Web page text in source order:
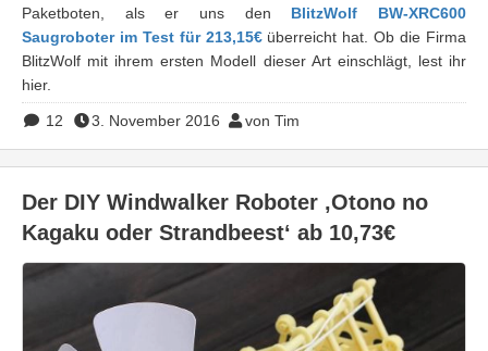
Paketboten, als er uns den BlitzWolf BW-XRC600
Saugroboter im Test für 213,15€überreicht hat. Ob die Firma
BlitzWolf mit ihrem ersten Modell dieser Art einschlägt, lest ihr
hier.
12 3. November 2016 von Tim
Der DIY Windwalker Roboter ‚Otono no
Kagaku oder Strandbeest‘ ab 10,73€